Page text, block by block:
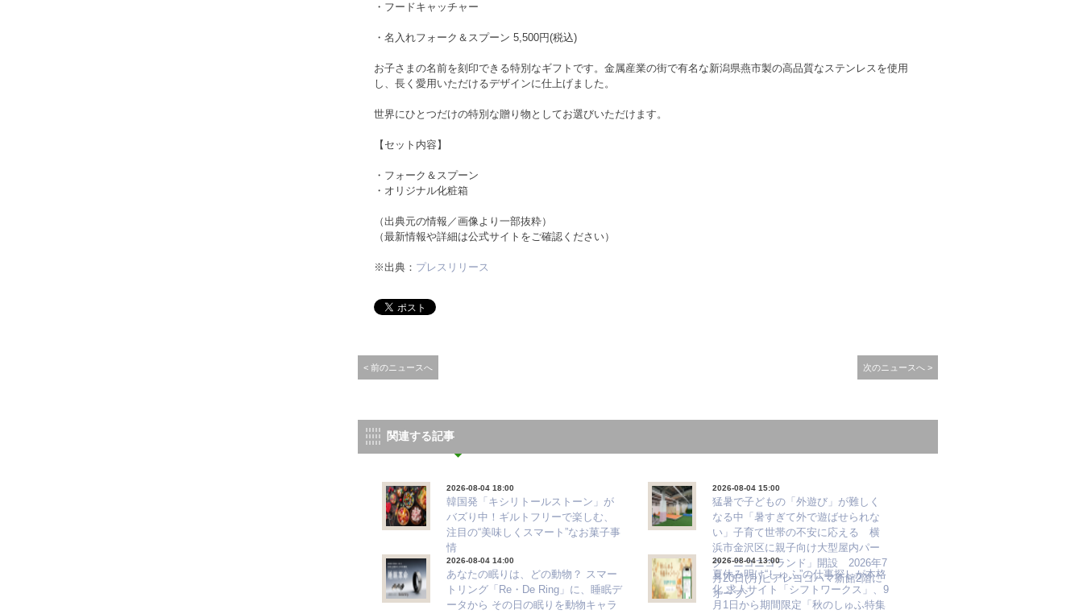
・フードキャッチャー
・名入れフォーク＆スプーン 5,500円(税込)
お子さまの名前を刻印できる特別なギフトです。金属産業の街で有名な新潟県燕市製の高品質なステンレスを使用
し、長く愛用いただけるデザインに仕上げました。
世界にひとつだけの特別な贈り物としてお選びいただけます。
【セット内容】
・フォーク＆スプーン
・オリジナル化粧箱
（出典元の情報／画像より一部抜粋）
（最新情報や詳細は公式サイトをご確認ください）
※出典： プレスリリース
< 前のニュースへ 次のニュースへ >
関連する記事
2026-08-04 18:00
韓国発「キシリトールストーン」が
バズり中！ギルトフリーで楽しむ、
注目の“美味しくスマート”なお菓子事
情
2026-08-04 15:00
猛暑で子どもの「外遊び」が難しく
なる中「暑すぎて外で遊ばせられな
い」子育て世帯の不安に応える 横
浜市金沢区に親子向け大型屋内パー
ク「ニコニコランド」開設 2026年7
月20日(月)ビアレヨコハマ新館2階に
オープン
2026-08-04 14:00
あなたの眠りは、どの動物？ スマー
トリング「Re・De Ring」に、睡眠デ
ータから その日の眠りを動物キャラ
2026-08-04 13:00
夏休み明け“しゅふ”の仕事探しが本格
化 求人サイト「シフトワークス」、9
月1日から期間限定「秋のしゅふ特集